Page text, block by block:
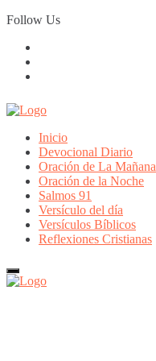
Skip
to
Follow Us
Inicio
Devocional Diario
Oración de La Mañana
Oración de la Noche
Salmos 91
Versículo del día
Versículos Bíblicos
Reflexiones Cristianas